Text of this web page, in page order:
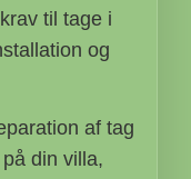
til tage i
og
af tag
din villa,